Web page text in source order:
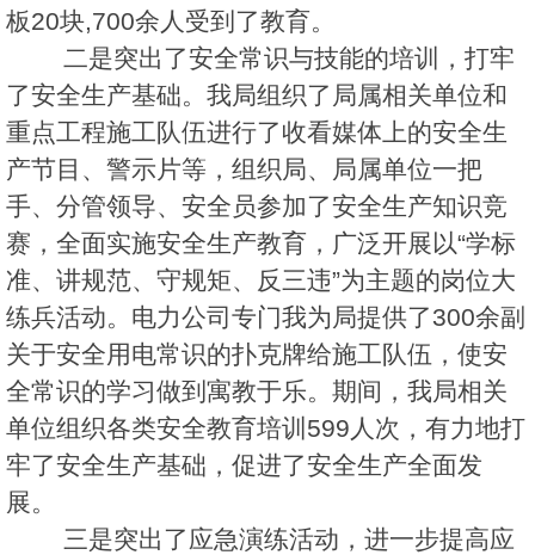
板20块,700余人受到了教育。
二是突出了安全常识与技能的培训，打牢
了安全生产基础。我局组织了局属相关单位和
重点工程施工队伍进行了收看媒体上的安全生
产节目、警示片等，组织局、局属单位一把
手、分管领导、安全员参加了安全生产知识竞
赛，全面实施安全生产教育，广泛开展以“学标
准、讲规范、守规矩、反三违”为主题的岗位大
练兵活动。电力公司专门我为局提供了300余副
关于安全用电常识的扑克牌给施工队伍，使安
全常识的学习做到寓教于乐。期间，我局相关
单位组织各类安全教育培训599人次，有力地打
牢了安全生产基础，促进了安全生产全面发
展。
三是突出了应急演练活动，进一步提高应